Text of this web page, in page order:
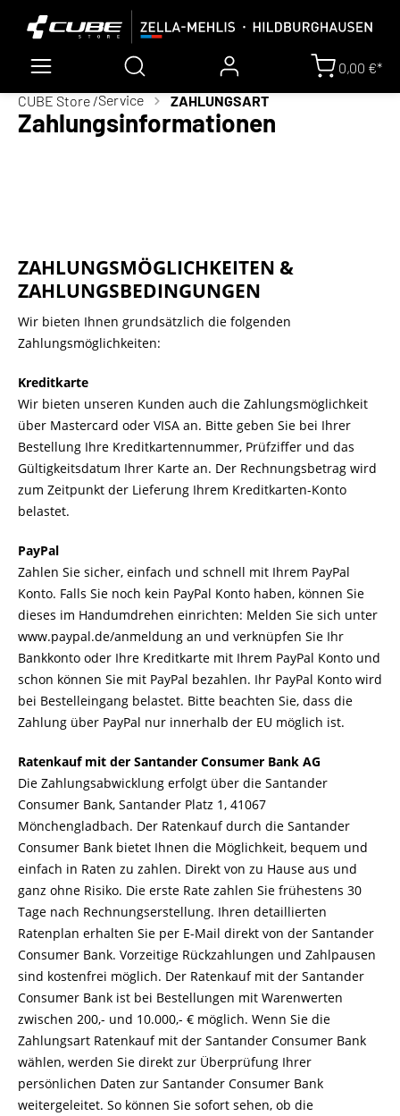
0,00 €*
CUBE Store /Service ZAHLUNGSART
Zahlungsinformationen
ZAHLUNGSMÖGLICHKEITEN &
ZAHLUNGSBEDINGUNGEN
Wir bieten Ihnen grundsätzlich die folgenden
Zahlungsmöglichkeiten:
Kreditkarte
Wir bieten unseren Kunden auch die Zahlungsmöglichkeit
über Mastercard oder VISA an. Bitte geben Sie bei Ihrer
Bestellung Ihre Kreditkartennummer, Prüfziffer und das
Gültigkeitsdatum Ihrer Karte an. Der Rechnungsbetrag wird
zum Zeitpunkt der Lieferung Ihrem Kreditkarten-Konto
belastet.
PayPal
Zahlen Sie sicher, einfach und schnell mit Ihrem PayPal
Konto. Falls Sie noch kein PayPal Konto haben, können Sie
dieses im Handumdrehen einrichten: Melden Sie sich unter
www.paypal.de/anmeldung an und verknüpfen Sie Ihr
Bankkonto oder Ihre Kreditkarte mit Ihrem PayPal Konto und
schon können Sie mit PayPal bezahlen. Ihr PayPal Konto wird
bei Bestelleingang belastet. Bitte beachten Sie, dass die
Zahlung über PayPal nur innerhalb der EU möglich ist.
Ratenkauf mit der Santander Consumer Bank AG
Die Zahlungsabwicklung erfolgt über die Santander
Consumer Bank, Santander Platz 1, 41067
Mönchengladbach. Der Ratenkauf durch die Santander
Consumer Bank bietet Ihnen die Möglichkeit, bequem und
einfach in Raten zu zahlen. Direkt von zu Hause aus und
ganz ohne Risiko. Die erste Rate zahlen Sie frühestens 30
Tage nach Rechnungserstellung. Ihren detaillierten
Ratenplan erhalten Sie per E-Mail direkt von der Santander
Consumer Bank. Vorzeitige Rückzahlungen und Zahlpausen
sind kostenfrei möglich. Der Ratenkauf mit der Santander
Consumer Bank ist bei Bestellungen mit Warenwerten
zwischen 200,- und 10.000,- € möglich. Wenn Sie die
Zahlungsart Ratenkauf mit der Santander Consumer Bank
wählen, werden Sie direkt zur Überprüfung Ihrer
persönlichen Daten zur Santander Consumer Bank
weitergeleitet. So können Sie sofort sehen, ob die